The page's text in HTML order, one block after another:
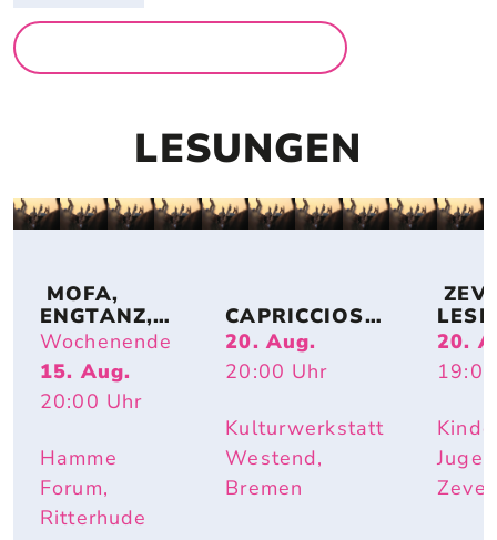
LESUNGEN
MOFA,
ENGTANZ,
BUNDESJU
GENDSPIEL
E
Wochenende
15. Aug.
20:00 Uhr
Hamme
Forum,
Ritterhude
CAPRICCIOSO
: EVA
STRITTMATT
ER
20. Aug.
20:00 Uhr
Kulturwerkstatt
Westend,
Bremen
DE:
HIER
20.
19:00